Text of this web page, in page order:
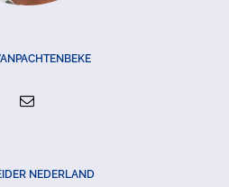
NEDERLAND